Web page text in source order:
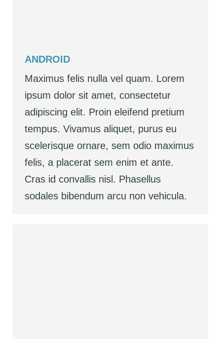
ANDROID
Maximus felis nulla vel quam. Lorem
ipsum dolor sit amet, consectetur
adipiscing elit. Proin eleifend pretium
tempus. Vivamus aliquet, purus eu
scelerisque ornare, sem odio maximus
felis, a placerat sem enim et ante.
Cras id convallis nisl. Phasellus
sodales bibendum arcu non vehicula.